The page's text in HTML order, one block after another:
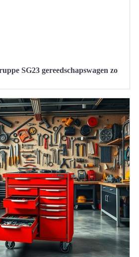
SG23 gereedschapswagen zo